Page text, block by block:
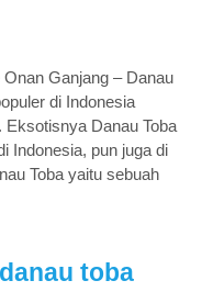
Ganjang – Danau
di Indonesia
Eksotisnya Danau Toba
Indonesia, pun juga di
Toba yaitu sebuah
toba